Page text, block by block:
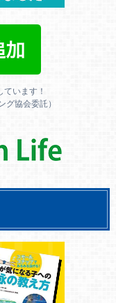
います！
グ協会委託）